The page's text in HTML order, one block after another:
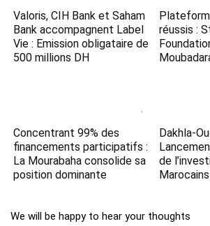
Valoris, CIH Bank et Saham
Bank accompagnent Label
Vie : Emission obligataire de
500 millions DH
réussis :
Concentrant 99% des
financements participatifs :
La Mourabaha consolide sa
position dominante
Dakhla-
de
We will be happy to hear your thoughts